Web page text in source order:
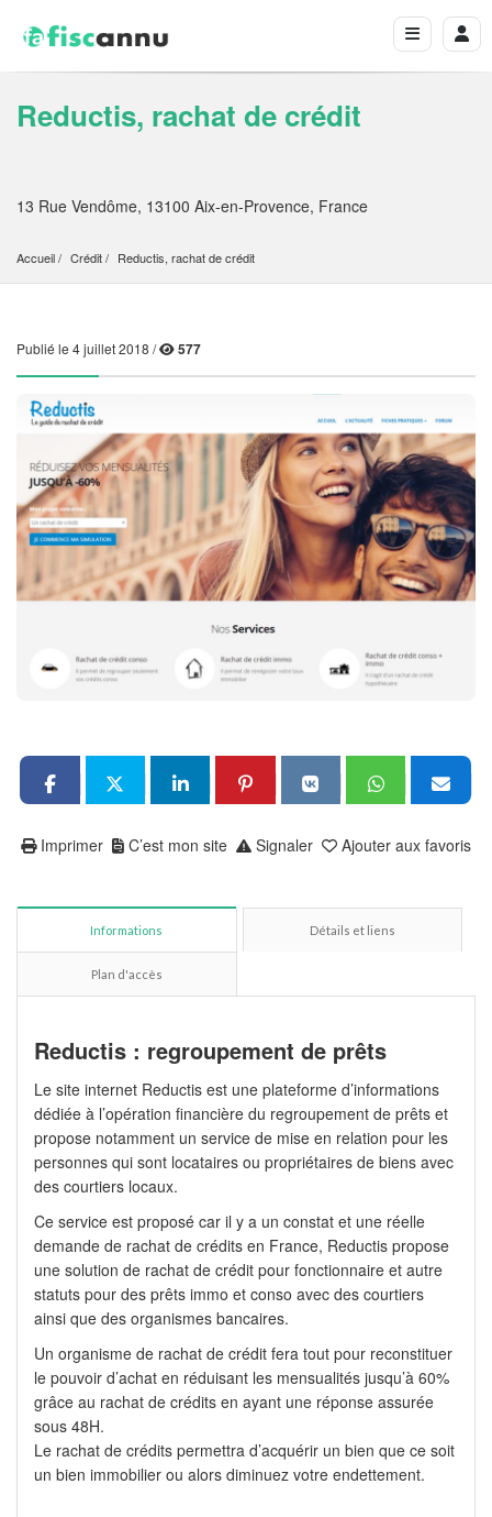
Reductis, rachat de crédit
13 Rue Vendôme, 13100 Aix-en-Provence, France
Accueil Crédit Reductis, rachat de crédit
Publié le 4 juillet 2018 / 577
Ajouter aux favoris
Signaler
C’est mon site
Imprimer
Informations Détails et liens
Plan d'accès
Reductis : regroupement de prêts
Le site internet Reductis est une plateforme d’informations
dédiée à l’opération financière du regroupement de prêts et
propose notamment un service de mise en relation pour les
personnes qui sont locataires ou propriétaires de biens avec
des courtiers locaux.
Ce service est proposé car il y a un constat et une réelle
demande de rachat de crédits en France, Reductis propose
une solution de rachat de crédit pour fonctionnaire et autre
statuts pour des prêts immo et conso avec des courtiers
ainsi que des organismes bancaires.
Un organisme de rachat de crédit fera tout pour reconstituer
le pouvoir d’achat en réduisant les mensualités jusqu’à 60%
grâce au rachat de crédits en ayant une réponse assurée
sous 48H.
Le rachat de crédits permettra d’acquérir un bien que ce soit
un bien immobilier ou alors diminuez votre endettement.